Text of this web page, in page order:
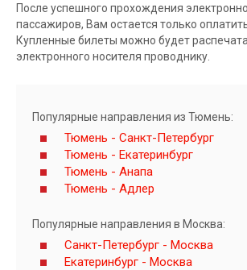
После успешного прохождения
пассажиров, Вам остается только
Купленные билеты можно будет
электронного носителя проводнику.
Популярные направления из Тюмень:
Тюмень - Санкт-Петербург
Тюмень - Екатеринбург
Тюмень - Анапа
Тюмень - Адлер
Популярные направления в Москва:
Санкт-Петербург - Москва
Екатеринбург - Москва